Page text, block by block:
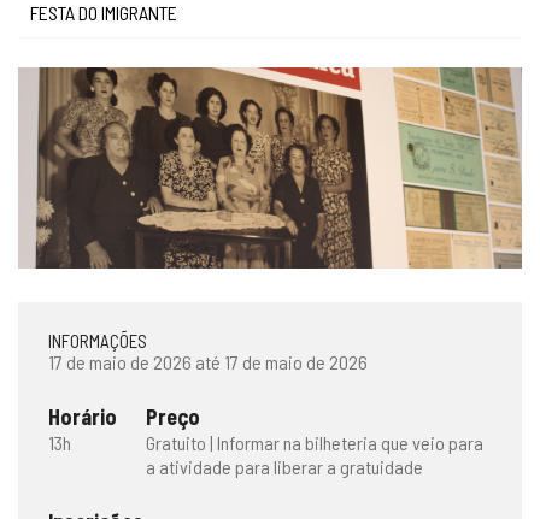
FESTA DO IMIGRANTE
INFORMAÇÕES
17 de maio de 2026 até 17 de maio de 2026
Horário
13h
Preço
Gratuito | Informar na bilheteria que veio para
a atividade para liberar a gratuidade